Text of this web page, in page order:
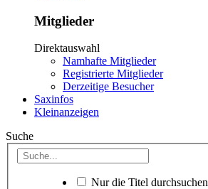
Mitglieder
Direktauswahl
Namhafte Mitglieder
Registrierte Mitglieder
Derzeitige Besucher
Saxinfos
Kleinanzeigen
Suche
Nur die Titel durchsuchen